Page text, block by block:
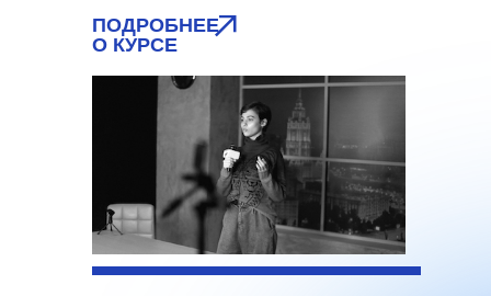
ПОДРОБНЕЕ
О КУРСЕ